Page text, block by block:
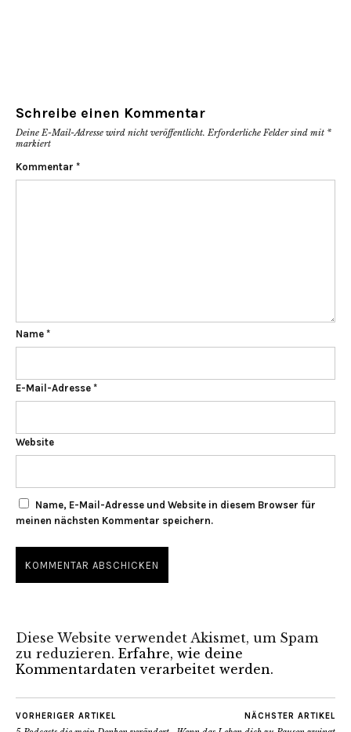
Schreibe einen Kommentar
Deine E-Mail-Adresse wird nicht veröffentlicht. Erforderliche Felder sind mit *
markiert
Kommentar *
Name *
E-Mail-Adresse *
Website
Name, E-Mail-Adresse und Website in diesem Browser für
meinen nächsten Kommentar speichern.
Diese Website verwendet Akismet, um Spam
zu reduzieren. Erfahre, wie deine
Kommentardaten verarbeitet werden.
VORHERIGER ARTIKEL NÄCHSTER ARTIKEL